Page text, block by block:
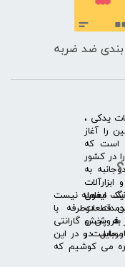
ضد ضربه
قطعات یدکی ،
را آغاز
است که
در کشور
به
ایفون
قطعات
به پخش
در
یک معامله نیست
دوطرفه با
و گارانتی
ماست و در این
می کوشیم که